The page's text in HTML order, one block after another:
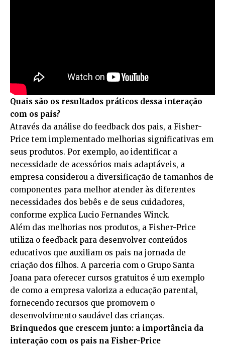
Quais são os resultados práticos dessa interação
com os pais?
Através da análise do feedback dos pais, a Fisher-
Price tem implementado melhorias significativas em
seus produtos. Por exemplo, ao identificar a
necessidade de acessórios mais adaptáveis, a
empresa considerou a diversificação de tamanhos de
componentes para melhor atender às diferentes
necessidades dos bebês e de seus cuidadores,
conforme explica Lucio Fernandes Winck.
Além das melhorias nos produtos, a Fisher-Price
utiliza o feedback para desenvolver conteúdos
educativos que auxiliam os pais na jornada de
criação dos filhos. A parceria com o Grupo Santa
Joana para oferecer cursos gratuitos é um exemplo
de como a empresa valoriza a educação parental,
fornecendo recursos que promovem o
desenvolvimento saudável das crianças.
Brinquedos que crescem junto: a importância da
interação com os pais na Fisher-Price